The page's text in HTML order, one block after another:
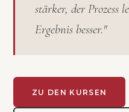
stärker, der Prozess
Ergebnis besser."
ZU DEN KURSEN